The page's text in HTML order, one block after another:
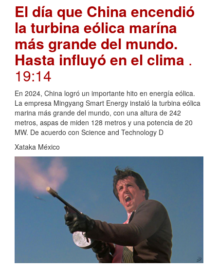
El día que China encendió
la turbina eólica marína
más grande del mundo.
Hasta influyó en el clima .
19:14
En 2024, China logró un importante hito en energía eólica.
La empresa Mingyang Smart Energy instaló la turbina eólica
marina más grande del mundo, con una altura de 242
metros, aspas de miden 128 metros y una potencia de 20
MW. De acuerdo con Science and Technology D
Xataka México